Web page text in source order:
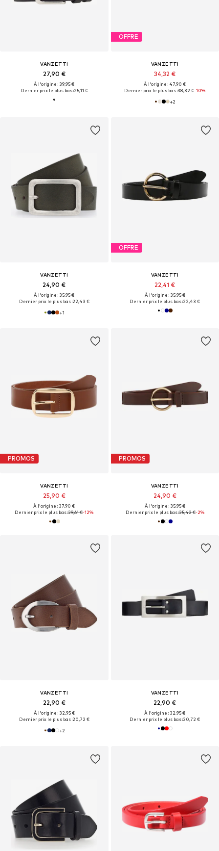
VANZETTI
27,90 €
À l'origine : 39,95 €
Dernier prix le plus bas :25,11 €
OFFRE
VANZETTI
34,32 €
À l'origine : 47,90 €
Dernier prix le plus bas :38,32 €-10%
+2
VANZETTI
24,90 €
À l'origine : 35,95 €
Dernier prix le plus bas :22,43 €
+1
OFFRE
VANZETTI
22,41 €
À l'origine : 35,95 €
Dernier prix le plus bas :22,43 €
PROMOS
VANZETTI
25,90 €
À l'origine : 37,90 €
Dernier prix le plus bas :29,61 €-12%
PROMOS
VANZETTI
24,90 €
À l'origine : 35,95 €
Dernier prix le plus bas :25,42 €-2%
VANZETTI
22,90 €
À l'origine : 32,95 €
Dernier prix le plus bas :20,72 €
+2
VANZETTI
22,90 €
À l'origine : 32,95 €
Dernier prix le plus bas :20,72 €